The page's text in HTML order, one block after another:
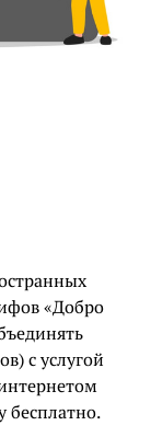
«Добро
с услугой
бесплатно.